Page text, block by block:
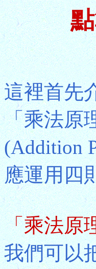
這裡首先
「乘法原
(Addition
應運用四
「乘法原
我們可以